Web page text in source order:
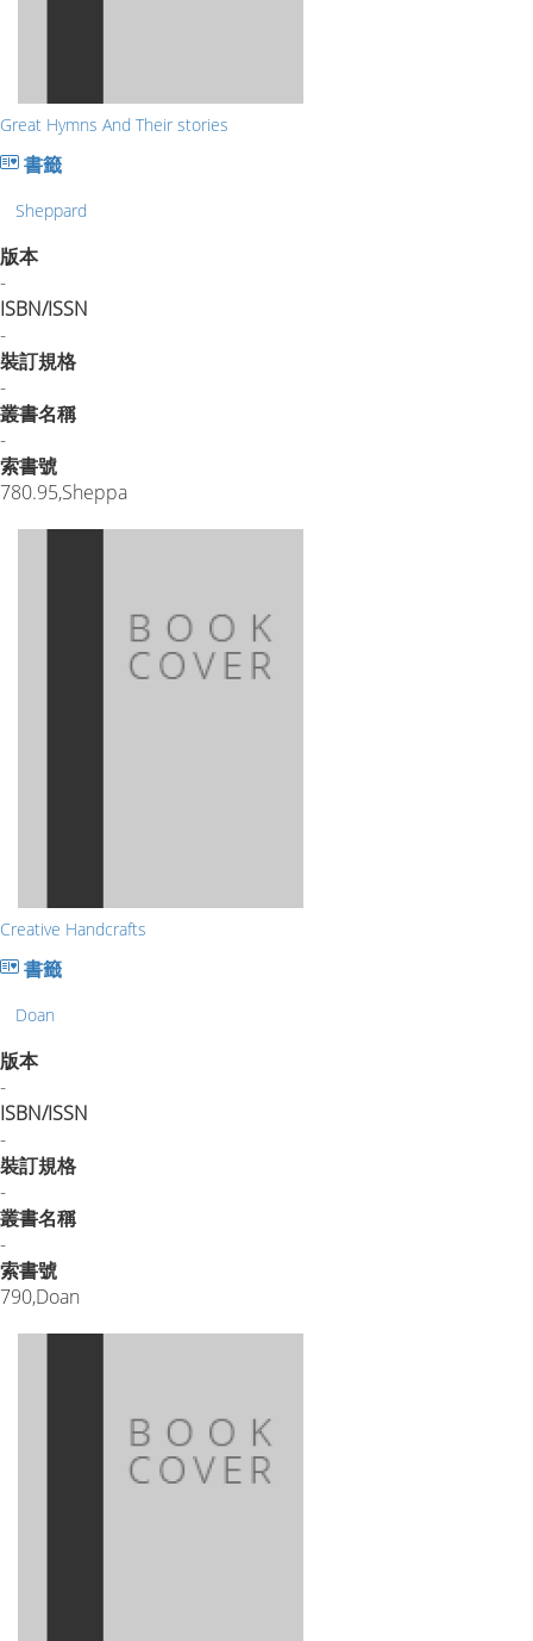
Great Hymns And Their stories
書籤
Sheppard
版本
-
ISBN/ISSN
-
裝訂規格
-
叢書名稱
-
索書號
780.95,Sheppa
Creative Handcrafts
書籤
Doan
版本
-
ISBN/ISSN
-
裝訂規格
-
叢書名稱
-
索書號
790,Doan